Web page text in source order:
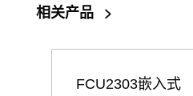
相关产品 >
FCU2303嵌入式